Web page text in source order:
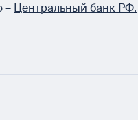
– Центральный банк РФ.